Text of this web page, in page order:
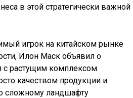
в этой стратегически важной
игрок на китайском рынке
Илон Маск объявил о
с растущим комплексом
качеством продукции и
сложному ландшафту